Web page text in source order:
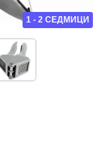
1 - 2 СЕДМИЦИ